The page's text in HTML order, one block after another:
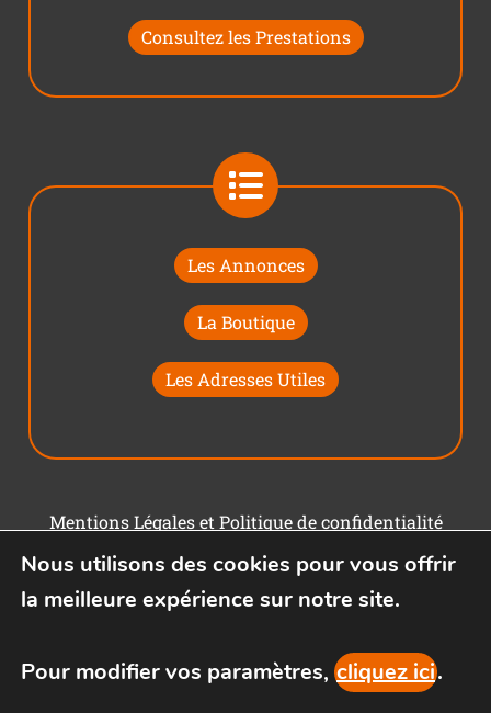
Consultez les Prestations
Les Annonces
La Boutique
Les Adresses Utiles
Mentions Légales et Politique de confidentialité
Conditions générales d'utilisation
Nous utilisons des cookies pour vous offrir
la meilleure expérience sur notre site.
Pour modifier vos paramètres, cliquez ici.